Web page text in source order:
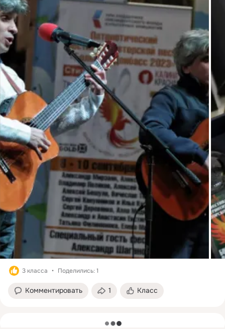
3 класса Поделились: 1
Комментировать 1 Класс